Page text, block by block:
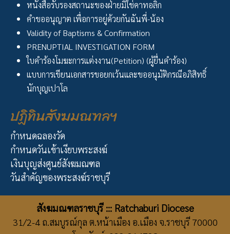
หนังสือรับรองสถานะของฝ่ายมิใช่คาทอลิก
คำขออนุญาต เพื่อการอยู่ด้วยกันฉันพี่-น้อง
Validity of Baptisms & Confirmation
PRENUPTIAL INVESTIGATION FORM
ใบคำร้องโมฆะการแต่งงาน(Petition) (ผู้ยื่นคำร้อง)
แบบการเขียนเอกสารขอยกเว้นและขออนุมัติกรณีอภิสิทธิ์
นักบุญเปาโล
ปฏิทินสังฆมณฑลฯ
กำหนดฉลองวัด
กำหนดวันเข้าเงียบพระสงฆ์
เงินบุญส่งศูนย์สังฆมณฑล
วันสำคัญของพระสงฆ์ราชบุรี
สังฆมณฑลราชบุรี ::: Ratchaburi Diocese
31/2-4 ถ.สมบูรณ์กุล ต.หน้าเมือง อ.เมือง จ.ราชบุรี 70000